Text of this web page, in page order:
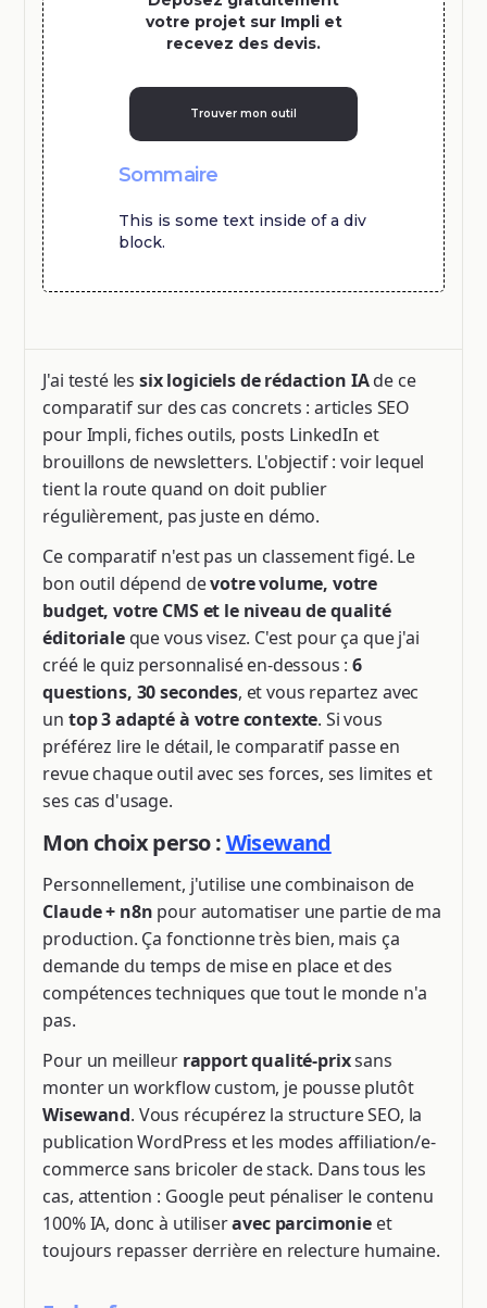
votre projet sur Impli et
recevez des devis.
Trouver mon outil
Sommaire
This is some text inside of a div
block.
J'ai testé les six logiciels de rédaction IAde ce
comparatif sur des cas concrets : articles SEO
pour Impli, fiches outils, posts LinkedIn et
brouillons de newsletters. L'objectif : voir lequel
tient la route quand on doit publier
régulièrement, pas juste en démo.
Ce comparatif n'est pas un classement figé. Le
bon outil dépend devotre volume, votre
budget, votre CMS et le niveau de qualité
éditorialeque vous visez. C'est pour ça que j'ai
créé le quiz personnalisé en-dessous :6
questions, 30 secondes, et vous repartez avec
un top 3 adapté à votre contexte. Si vous
préférez lire le détail, le comparatif passe en
revue chaque outil avec ses forces, ses limites et
ses cas d'usage.
Mon choix perso :Wisewand
Personnellement, j'utilise une combinaison de
Claude + n8n pour automatiser une partie de ma
production. Ça fonctionne très bien, mais ça
demande du temps de mise en place et des
compétences techniques que tout le monde n'a
pas.
Pour un meilleur rapport qualité-prixsans
monter un workflow custom, je pousse plutôt
Wisewand. Vous récupérez la structure SEO, la
publication WordPress et les modes affiliation/e-
commerce sans bricoler de stack. Dans tous les
cas, attention : Google peut pénaliser le contenu
100% IA, donc à utiliseravec parcimonie et
toujours repasser derrière en relecture humaine.